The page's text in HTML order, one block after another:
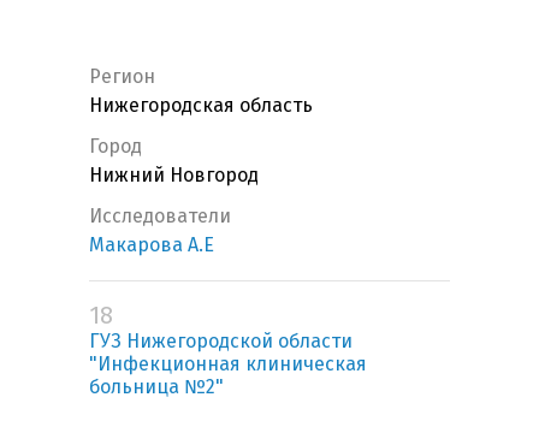
Регион
Нижегородская область
Город
Нижний Новгород
Исследователи
Макарова А.Е
18
ГУЗ Нижегородской области
"Инфекционная клиническая
больница №2"